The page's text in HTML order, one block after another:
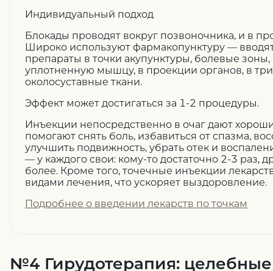
Индивидуальный подход
Блокады проводят вокруг позвоночника, и в
Широко используют фармакопунктуру —
препараты в точки акупунктуры, болевые
уплотненную мышцу, в проекции органов, в
околосуставные ткани.
Эффект может достигаться за 1-2 процедуры.
Инъекции непосредственно в очаг дают
помогают снять боль, избавиться от спазма,
улучшить подвижность, убрать отек и
— у каждого свои: кому-то достаточно 2-3 раз,
более. Кроме того, точечные инъекции
видами лечения, что ускоряет выздоровление.
Подробнее о введении лекарств по точкам
№4 Гирудотерапия: